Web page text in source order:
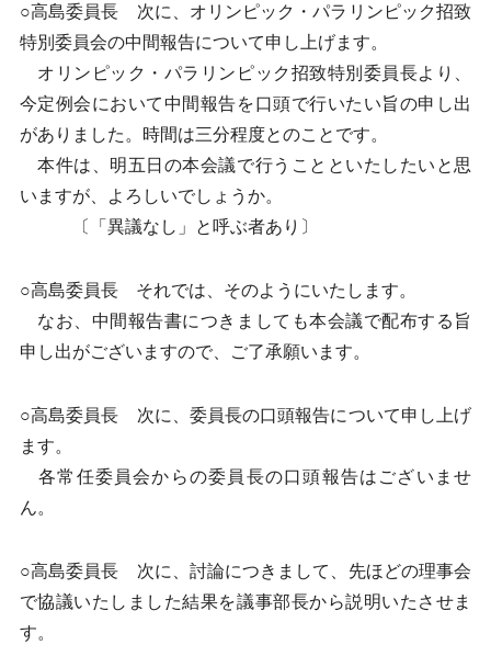
○高島委員長 次に、オリンピック・パラリンピック招致
特別委員会の中間報告について申し上げます。
オリンピック・パラリンピック招致特別委員長より、
今定例会において中間報告を口頭で行いたい旨の申し出
がありました。時間は三分程度とのことです。
本件は、明五日の本会議で行うことといたしたいと思
いますが、よろしいでしょうか。
〔「異議なし」と呼ぶ者あり〕
○高島委員長 それでは、そのようにいたします。
なお、中間報告書につきましても本会議で配布する旨
申し出がございますので、ご了承願います。
○高島委員長 次に、委員長の口頭報告について申し上げ
ます。
各常任委員会からの委員長の口頭報告はございませ
ん。
○高島委員長 次に、討論につきまして、先ほどの理事会
で協議いたしました結果を議事部長から説明いたさせま
す。